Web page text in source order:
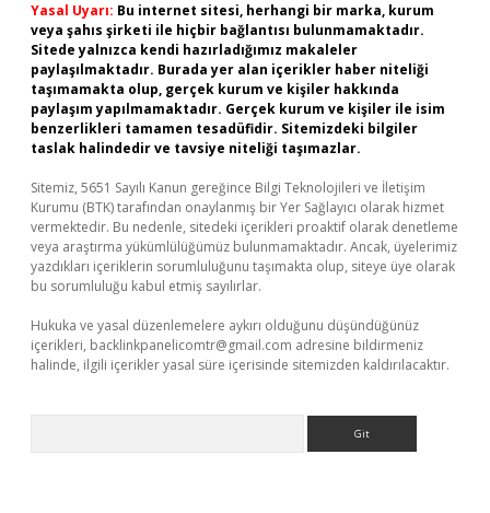
Yasal Uyarı: Bu internet sitesi, herhangi bir marka, kurum
veya şahıs şirketi ile hiçbir bağlantısı bulunmamaktadır.
Sitede yalnızca kendi hazırladığımız makaleler
paylaşılmaktadır. Burada yer alan içerikler haber niteliği
taşımamakta olup, gerçek kurum ve kişiler hakkında
paylaşım yapılmamaktadır. Gerçek kurum ve kişiler ile isim
benzerlikleri tamamen tesadüfidir. Sitemizdeki bilgiler
taslak halindedir ve tavsiye niteliği taşımazlar.
Sitemiz, 5651 Sayılı Kanun gereğince Bilgi Teknolojileri ve İletişim
Kurumu (BTK) tarafından onaylanmış bir Yer Sağlayıcı olarak hizmet
vermektedir. Bu nedenle, sitedeki içerikleri proaktif olarak denetleme
veya araştırma yükümlülüğümüz bulunmamaktadır. Ancak, üyelerimiz
yazdıkları içeriklerin sorumluluğunu taşımakta olup, siteye üye olarak
bu sorumluluğu kabul etmiş sayılırlar.
Hukuka ve yasal düzenlemelere aykırı olduğunu düşündüğünüz
içerikleri, backlinkpanelicomtr@gmail.com adresine bildirmeniz
halinde, ilgili içerikler yasal süre içerisinde sitemizden kaldırılacaktır.